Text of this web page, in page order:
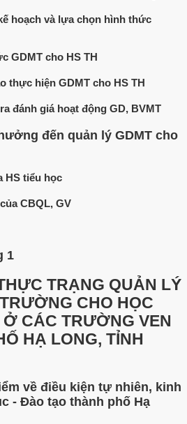
hoạch và lựa chọn hình thức
GDMT cho HS TH
thực hiện GDMT cho HS TH
đánh giá hoạt động GD, BVMT
đến quản lý GDMT cho
HS tiểu học
CBQL, GV
1
TRẠNG QUẢN LÝ
CHO HỌC
CÁC TRƯỜNG VEN
HẠ LONG, TỈNH
về điều kiện tự nhiên, kinh
- Đào tạo thành phố Hạ